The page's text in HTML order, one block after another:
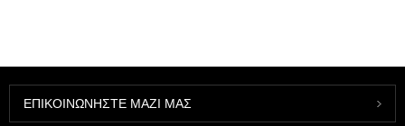
ΕΠΙΚΟΙΝΩΝΉΣΤΕ ΜΑΖΊ ΜΑΣ